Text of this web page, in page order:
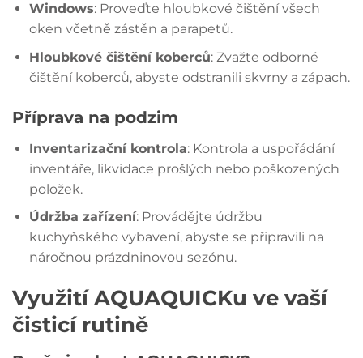
Windows: Proveďte hloubkové čištění všech
oken včetně zástěn a parapetů.
Hloubkové čištění koberců: Zvažte odborné
čištění koberců, abyste odstranili skvrny a zápach.
Příprava na podzim
Inventarizační kontrola: Kontrola a uspořádání
inventáře, likvidace prošlých nebo poškozených
položek.
Údržba zařízení: Provádějte údržbu
kuchyňského vybavení, abyste se připravili na
náročnou prázdninovou sezónu.
Využití AQUAQUICKu ve vaší
čisticí rutině